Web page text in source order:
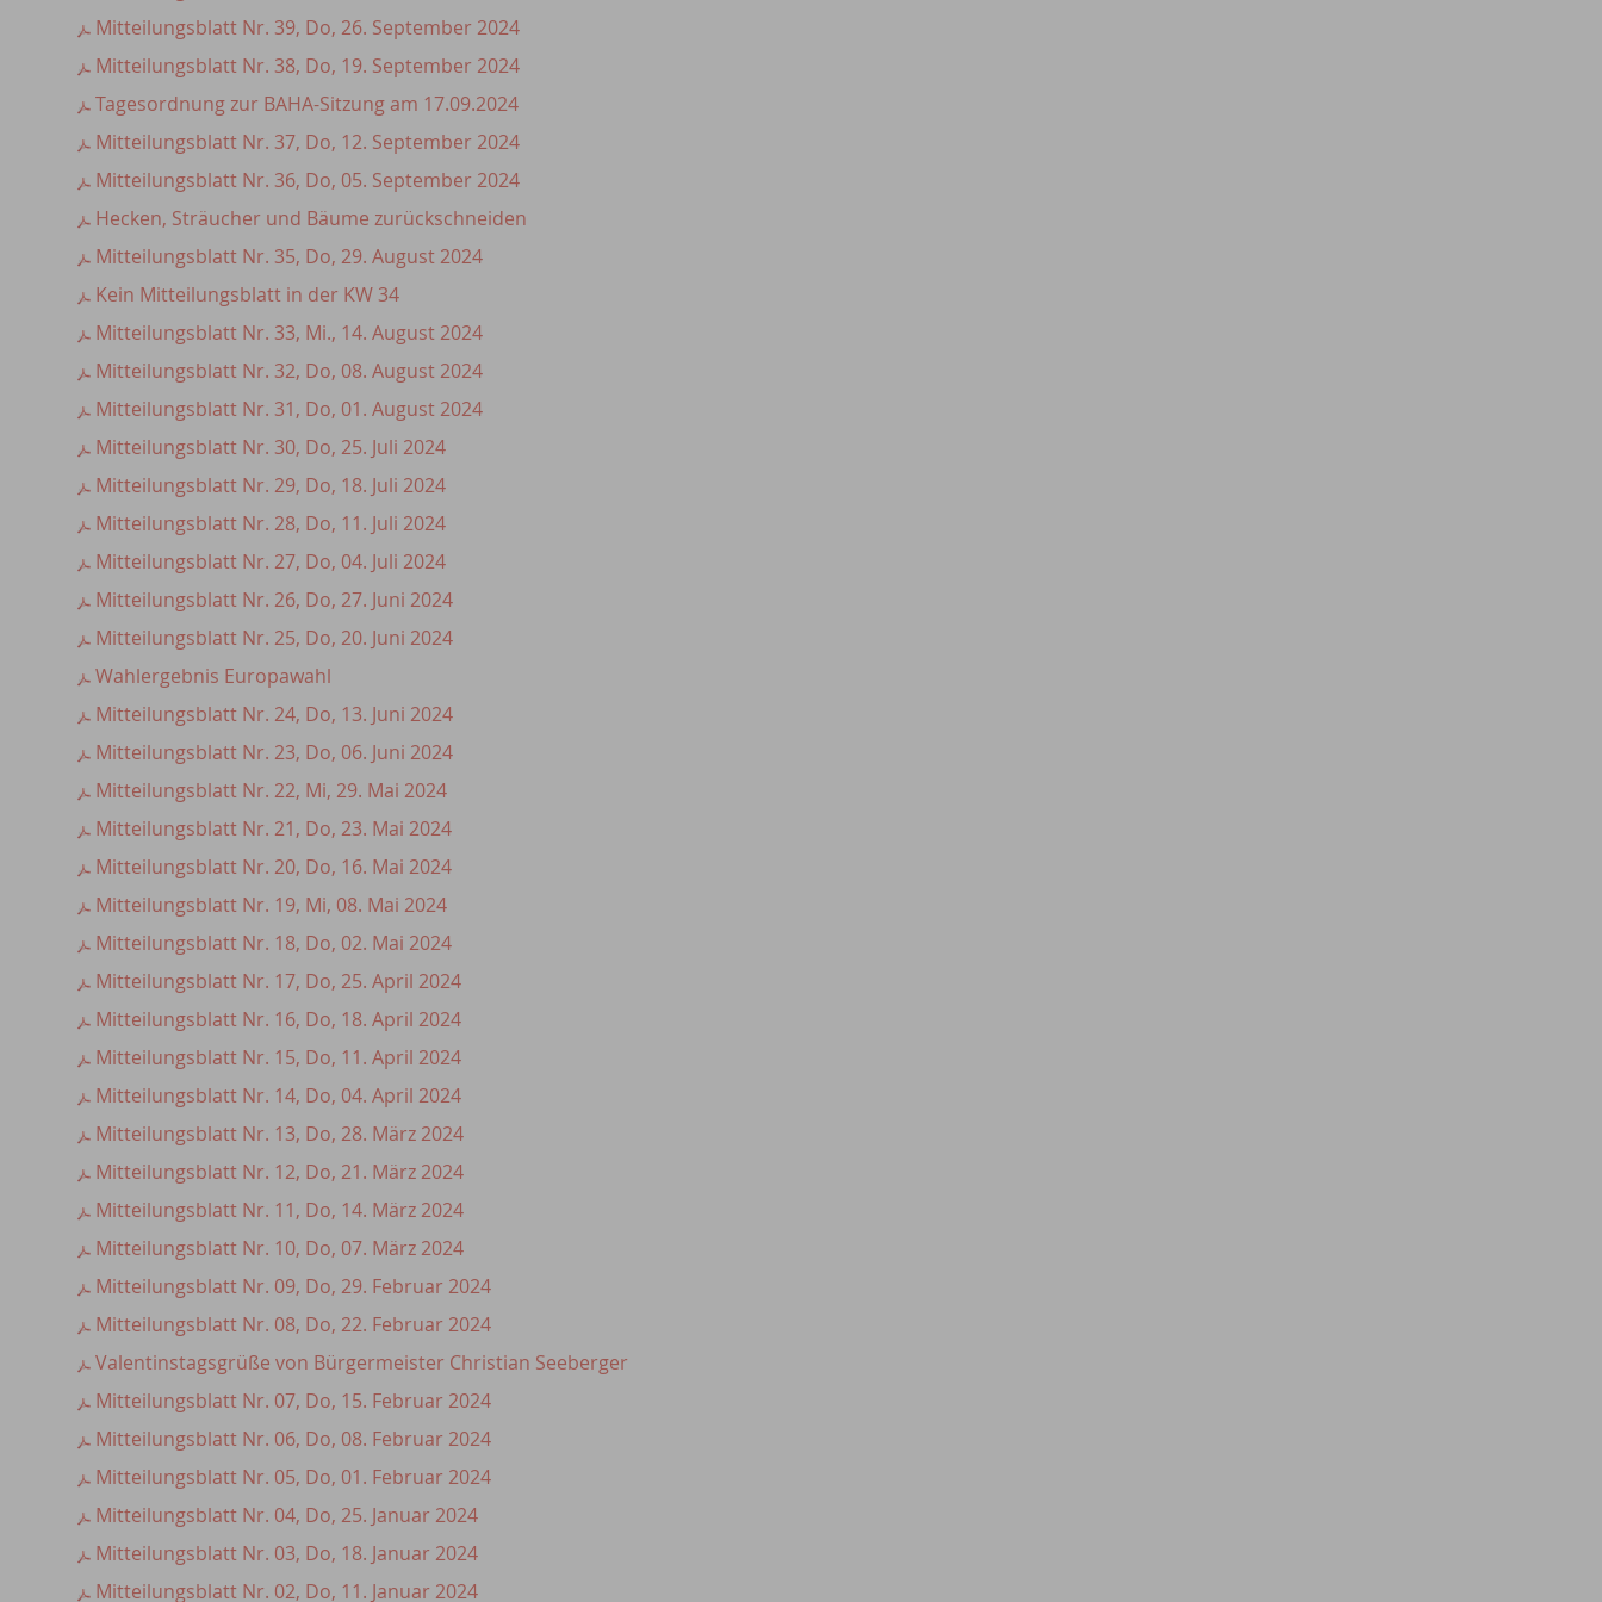
Mitteilungsblatt Nr. 39, Do, 26. September 2024
Mitteilungsblatt Nr. 38, Do, 19. September 2024
Tagesordnung zur BAHA-Sitzung am 17.09.2024
Mitteilungsblatt Nr. 37, Do, 12. September 2024
Mitteilungsblatt Nr. 36, Do, 05. September 2024
Hecken, Sträucher und Bäume zurückschneiden
Mitteilungsblatt Nr. 35, Do, 29. August 2024
Kein Mitteilungsblatt in der KW 34
Mitteilungsblatt Nr. 33, Mi., 14. August 2024
Mitteilungsblatt Nr. 32, Do, 08. August 2024
Mitteilungsblatt Nr. 31, Do, 01. August 2024
Mitteilungsblatt Nr. 30, Do, 25. Juli 2024
Mitteilungsblatt Nr. 29, Do, 18. Juli 2024
Mitteilungsblatt Nr. 28, Do, 11. Juli 2024
Mitteilungsblatt Nr. 27, Do, 04. Juli 2024
Mitteilungsblatt Nr. 26, Do, 27. Juni 2024
Mitteilungsblatt Nr. 25, Do, 20. Juni 2024
Wahlergebnis Europawahl
Mitteilungsblatt Nr. 24, Do, 13. Juni 2024
Mitteilungsblatt Nr. 23, Do, 06. Juni 2024
Mitteilungsblatt Nr. 22, Mi, 29. Mai 2024
Mitteilungsblatt Nr. 21, Do, 23. Mai 2024
Mitteilungsblatt Nr. 20, Do, 16. Mai 2024
Mitteilungsblatt Nr. 19, Mi, 08. Mai 2024
Mitteilungsblatt Nr. 18, Do, 02. Mai 2024
Mitteilungsblatt Nr. 17, Do, 25. April 2024
Mitteilungsblatt Nr. 16, Do, 18. April 2024
Mitteilungsblatt Nr. 15, Do, 11. April 2024
Mitteilungsblatt Nr. 14, Do, 04. April 2024
Mitteilungsblatt Nr. 13, Do, 28. März 2024
Mitteilungsblatt Nr. 12, Do, 21. März 2024
Mitteilungsblatt Nr. 11, Do, 14. März 2024
Mitteilungsblatt Nr. 10, Do, 07. März 2024
Mitteilungsblatt Nr. 09, Do, 29. Februar 2024
Mitteilungsblatt Nr. 08, Do, 22. Februar 2024
Valentinstagsgrüße von Bürgermeister Christian Seeberger
Mitteilungsblatt Nr. 07, Do, 15. Februar 2024
Mitteilungsblatt Nr. 06, Do, 08. Februar 2024
Mitteilungsblatt Nr. 05, Do, 01. Februar 2024
Mitteilungsblatt Nr. 04, Do, 25. Januar 2024
Mitteilungsblatt Nr. 03, Do, 18. Januar 2024
Mitteilungsblatt Nr. 02, Do, 11. Januar 2024